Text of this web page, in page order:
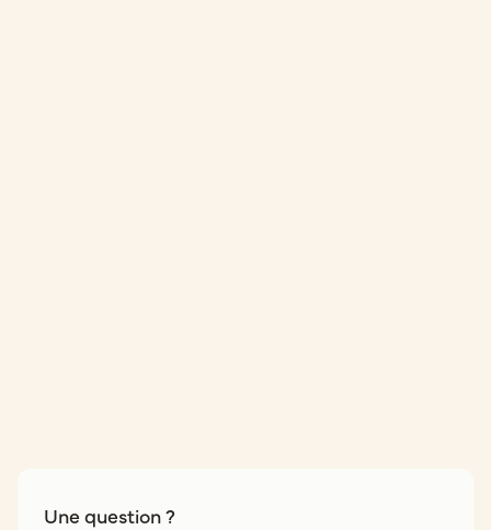
Une question ?